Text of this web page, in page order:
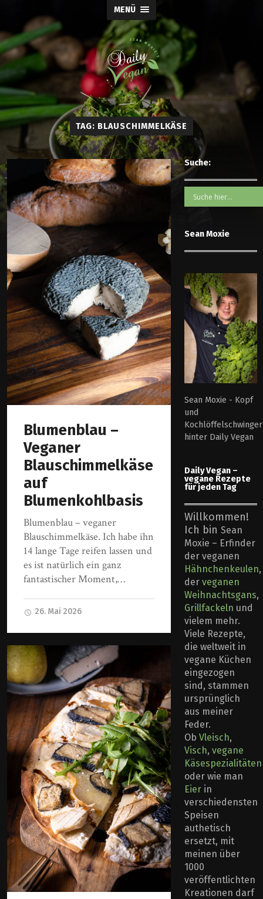
MENÜ
TAG: BLAUSCHIMMELKÄSE
Blumenblau –
Veganer
Blauschimmelkäse
auf
Blumenkohlbasis
Blumenblau – veganer
Blauschimmelkäse. Ich habe ihn
14 lange Tage reifen lassen und
es ist natürlich ein ganz
fantastischer Moment,…
26. Mai 2026
Suche:
Sean Moxie
Sean Moxie - Kopf
und
Kochlöffelschwinger
hinter Daily Vegan
Daily Vegan –
vegane Rezepte
für jeden Tag
Willkommen!
Ich bin Sean
Moxie – Erfinder
der veganen
Hähnchenkeulen,
der veganen
Weihnachtsgans,
Grillfackeln und
vielem mehr.
Viele Rezepte,
die weltweit in
vegane Küchen
eingezogen
sind, stammen
ursprünglich
aus meiner
Feder.
Ob Vleisch,
Visch, vegane
Käsespezialitäten
oder wie man
Eierin
verschiedensten
Speisen
authetisch
ersetzt, mit
meinen über
1000
veröffentlichten
Kreationen darf